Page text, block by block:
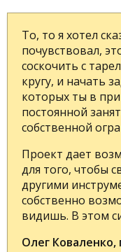
То, то я хотел
почувствовал,
соскочить с
кругу, и начать
которых ты в
постоянной
собственной
Проект дает
для того, чтобы
другими
собственно
видишь. В этом
Олег Коваленко,